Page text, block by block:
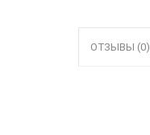
ОТЗЫВЫ (0)